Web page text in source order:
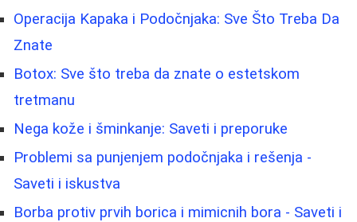
Operacija Kapaka i Podočnjaka: Sve Što Treba Da
Znate
Botox: Sve što treba da znate o estetskom
tretmanu
Nega kože i šminkanje: Saveti i preporuke
Problemi sa punjenjem podočnjaka i rešenja -
Saveti i iskustva
Borba protiv prvih borica i mimicnih bora - Saveti i